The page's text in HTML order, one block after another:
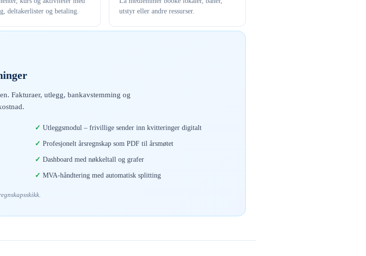
deltakerlister og betaling.
utstyr eller andre ressurser.
Fakturaer, utlegg, bankavstemming og
Utleggsmodul – frivillige sender inn kvitteringer digitalt
Profesjonelt årsregnskap som PDF til årsmøtet
Dashboard med nøkkeltall og grafer
MVA-håndtering med automatisk splitting